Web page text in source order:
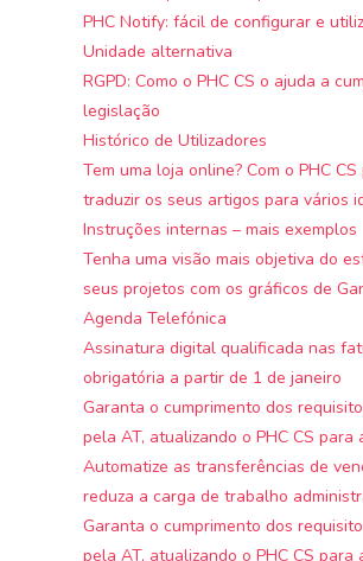
PHC Notify: fácil de configurar e
Unidade alternativa
RGPD: Como o PHC CS o ajuda a
legislação
Histórico de Utilizadores
Tem uma loja online? Com o PHC CS
traduzir os seus artigos para vários
Instruções internas – mais exemplos
Tenha uma visão mais objetiva do
seus projetos com os gráficos de
Agenda Telefónica
Assinatura digital qualificada nas
obrigatória a partir de 1 de janeiro
Garanta o cumprimento dos
pela AT, atualizando o PHC CS para
Automatize as transferências de
reduza a carga de trabalho
Garanta o cumprimento dos
pela AT, atualizando o PHC CS para